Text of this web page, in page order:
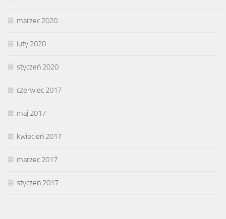
marzec 2020
luty 2020
styczeń 2020
czerwiec 2017
maj 2017
kwiecień 2017
marzec 2017
styczeń 2017